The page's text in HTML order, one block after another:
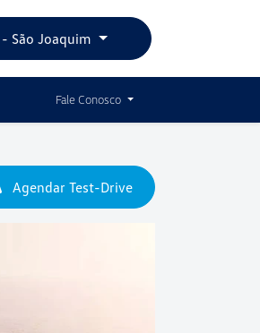
São Joaquim
Fale Conosco
Agendar Test-Drive